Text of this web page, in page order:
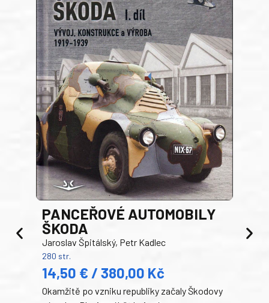
PANCEŘOVÉ AUTOMOBILY
ŠKODA
Jaroslav Špitálský, Petr Kadlec
280 str.
14,50 € / 380,00 Kč
Okamžitě po vzniku republiky začaly Škodovy